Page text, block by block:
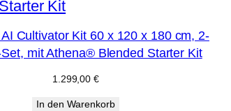
Cultivator Kit 60 x 120 x 180 cm, 2-
mit Athena® Blended Starter Kit
1.299,00€
In den Warenkorb